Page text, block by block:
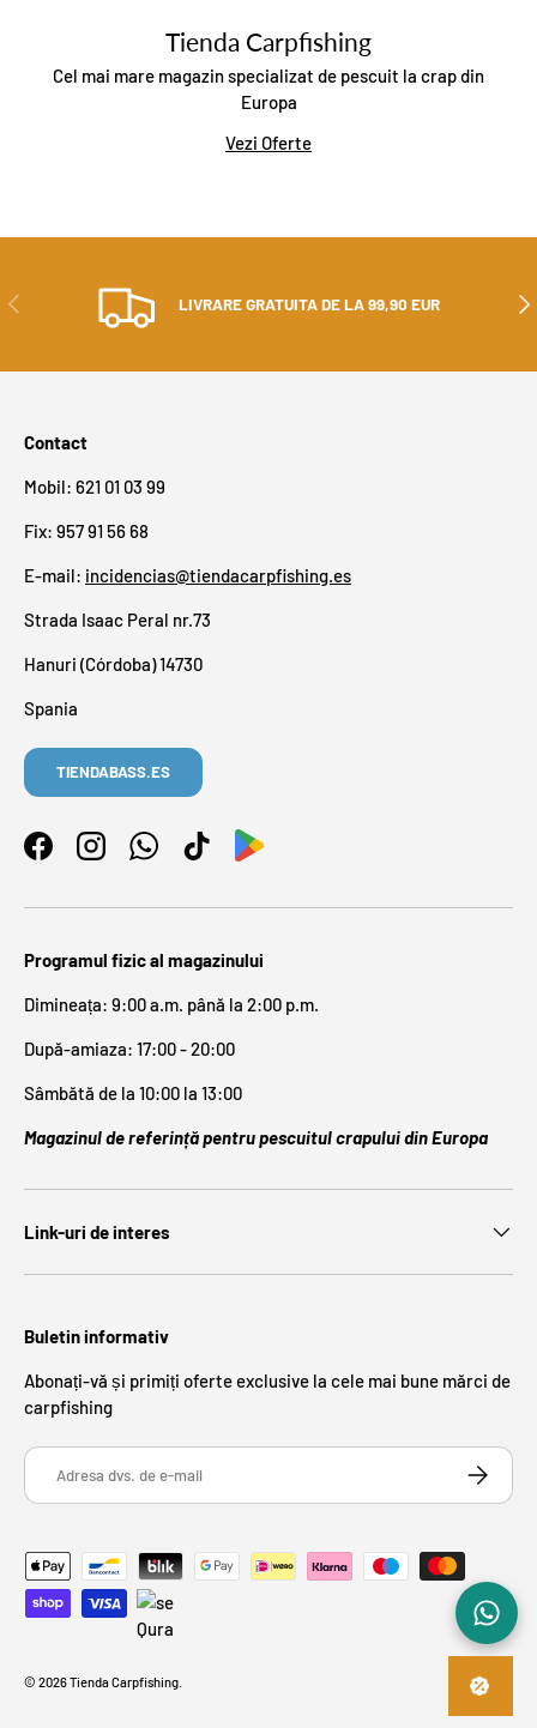
Tienda Carpfishing
Cel mai mare magazin specializat de pescuit la crap din
Europa
Vezi Oferte
ANTERIOR ÎN
LIVRARE GRATUITA DE LA 99,90 EUR
Contact
Mobil: 621 01 03 99
Fix: 957 91 56 68
E-mail: incidencias@tiendacarpfishing.es
Strada Isaac Peral nr.73
Hanuri (Córdoba) 14730
Spania
TIENDABASS.ES
FacebookInstagramWhatsAppTikTok
Programul fizic al magazinului
Dimineața: 9:00 a.m. până la 2:00 p.m.
După-amiaza: 17:00 - 20:00
Sâmbătă de la 10:00 la 13:00
Magazinul de referință pentru pescuitul crapului din Europa
Link-uri de interes
Buletin informativ
Abonați-vă și primiți oferte exclusive la cele mai bune mărci de
carpfishing
Adresa dvs. de e-mail
Metode de plată acceptate
© 2026Tienda Carpfishing